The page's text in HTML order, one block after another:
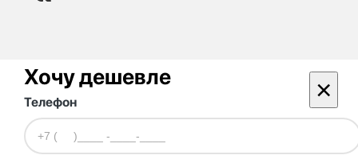
Хочу дешевле ×
Телефон